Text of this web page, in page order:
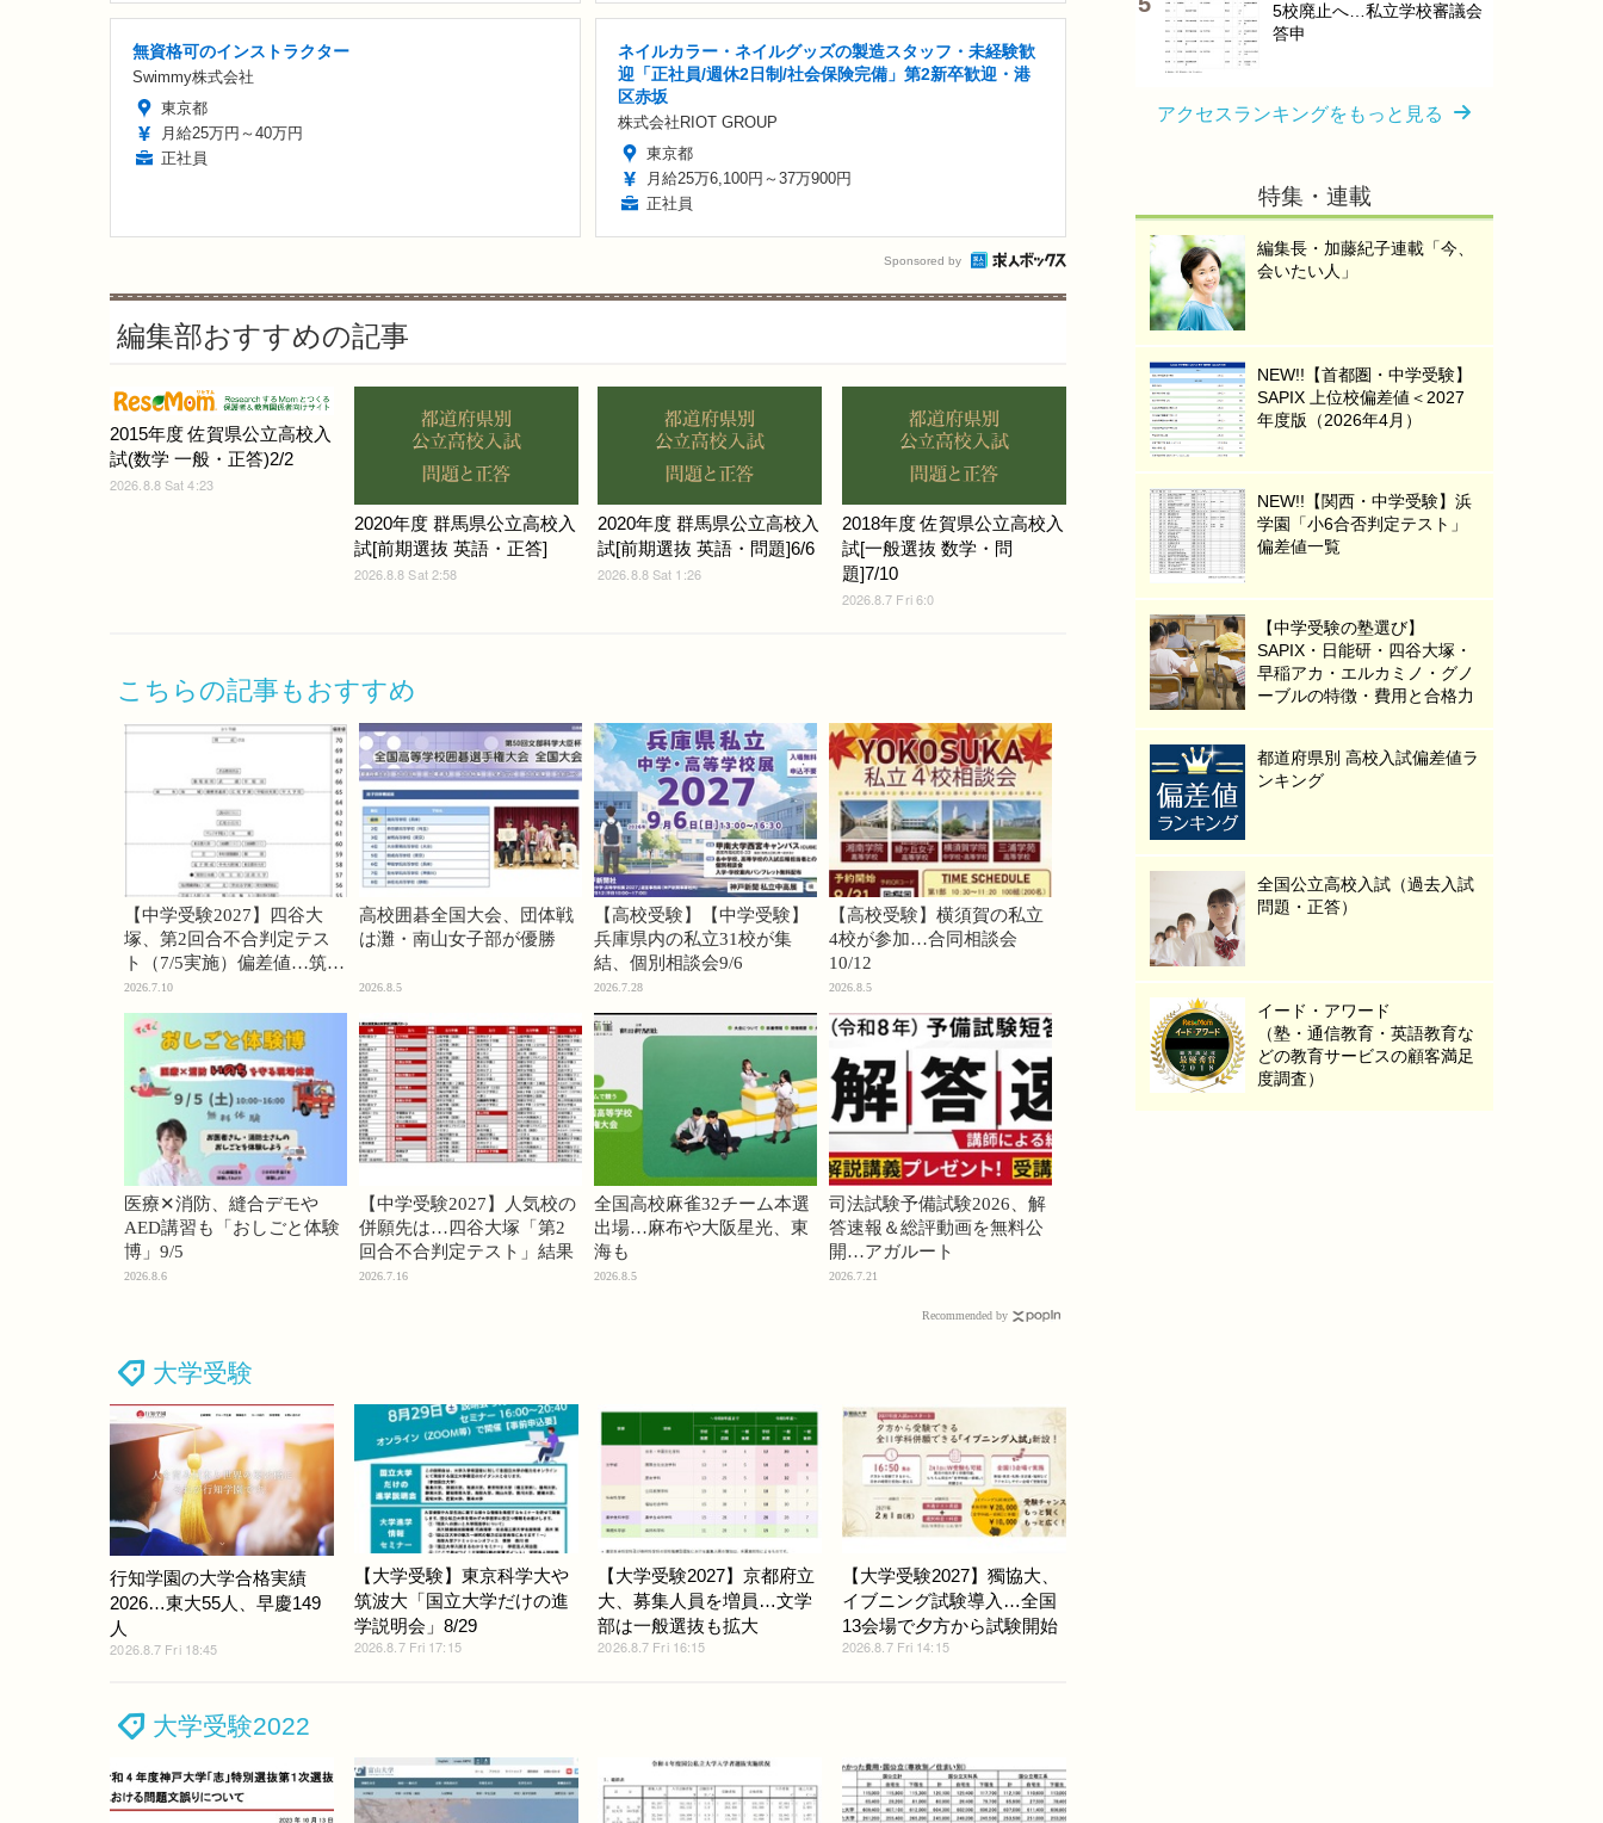
無資格可のインストラクター
Swimmy株式会社
東京都
月給25万円～40万円
正社員
ネイルカラー・ネイルグッズの製造スタッフ・未経験歓
迎「正社員/週休2日制/社会保険完備」第2新卒歓迎・港
区赤坂
株式会社RIOT GROUP
東京都
月給25万6,100円～37万900円
正社員
Sponsored by
編集部おすすめの記事
2015年度 佐賀県公立高校入
試(数学 一般・正答)2/2
2026.8.8 Sat 4:23
2020年度 群馬県公立高校入
試[前期選抜 英語・正答]
2026.8.8 Sat 2:58
2020年度 群馬県公立高校入
試[前期選抜 英語・問題]6/6
2026.8.8 Sat 1:26
2018年度 佐賀県公立高校入
試[一般選抜 数学・問
題]7/10
2026.8.7 Fri 6:0
こちらの記事もおすすめ
【中学受験2027】四谷大
塚、第2回合不合判定テス
ト（7/5実施）偏差値…筑駒
74・桜蔭70＜PR＞
2026.7.10
高校囲碁全国大会、団体戦
は灘・南山女子部が優勝
2026.8.5
【高校受験】【中学受験】
兵庫県内の私立31校が集
結、個別相談会9/6
2026.7.28
【高校受験】横須賀の私立
4校が参加…合同相談会
10/12
2026.8.5
医療✕消防、縫合デモや
AED講習も「おしごと体験
博」9/5
2026.8.6
【中学受験2027】人気校の
併願先は…四谷大塚「第2
回合不合判定テスト」結果
2026.7.16
全国高校麻雀32チーム本選
出場…麻布や大阪星光、東
海も
2026.8.5
司法試験予備試験2026、解
答速報＆総評動画を無料公
開…アガルート
2026.7.21
Recommended by
大学受験
行知学園の大学合格実績
2026…東大55人、早慶149
人
2026.8.7 Fri 18:45
【大学受験】東京科学大や
筑波大「国立大学だけの進
学説明会」8/29
2026.8.7 Fri 17:15
【大学受験2027】京都府立
大、募集人員を増員…文学
部は一般選抜も拡大
2026.8.7 Fri 16:15
【大学受験2027】獨協大、
イブニング試験導入…全国
13会場で夕方から試験開始
2026.8.7 Fri 14:15
大学受験2022
5校廃止へ…私立学校審議会
答申
アクセスランキングをもっと見る
特集・連載
編集長・加藤紀子連載「今、
会いたい人」
NEW!!【首都圏・中学受験】
SAPIX 上位校偏差値＜2027
年度版（2026年4月）
NEW!!【関西・中学受験】浜
学園「小6合否判定テスト」
偏差値一覧
【中学受験の塾選び】
SAPIX・日能研・四谷大塚・
早稲アカ・エルカミノ・グノ
ーブルの特徴・費用と合格力
都道府県別 高校入試偏差値ラ
ンキング
全国公立高校入試（過去入試
問題・正答）
イード・アワード
（塾・通信教育・英語教育な
どの教育サービスの顧客満足
度調査）